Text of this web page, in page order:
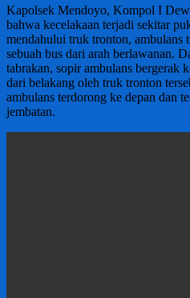
Kapolsek Mendoyo, Kompol I
bahwa kecelakaan terjadi sekitar
mendahului truk tronton, ambulans
sebuah bus dari arah berlawanan.
tabrakan, sopir ambulans bergerak
dari belakang oleh truk tronton
ambulans terdorong ke depan dan
jembatan.